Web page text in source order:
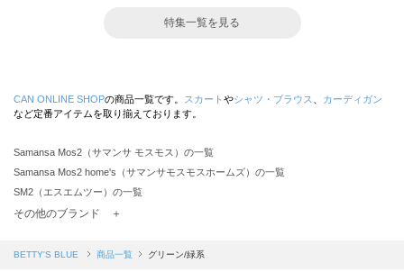
特集一覧を見る
CAN ONLINE SHOPの商品一覧です。 スカート やシャツ・ブラウス
カーディガン
など定番アイテムを取り揃えております。
Samansa Mos2（サマンサ モスモス）の一覧
Samansa Mos2 home's（サマンサモスモスホームズ）の一覧
SM2（エスエムツー）の一覧
TSUHARU by Samansa Mos2（ツハルバイサマンサモスモス）の一覧
Samansa Mos2 blue（サマンサモスモス ブルー）の一覧
その他のブランド ＋
BETTY'S BLUE 商品一覧 グリーン/緑系